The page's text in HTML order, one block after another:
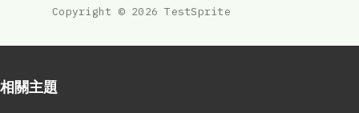
Copyright © 2026 TestSprite
相關主題